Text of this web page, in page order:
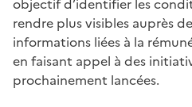
rendre plus visibles auprès
informations liées à la
en faisant appel à des
prochainement lancées.